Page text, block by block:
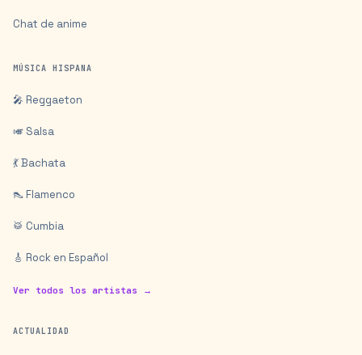
Chat de anime
MÚSICA HISPANA
🎤 Reggaeton
🎺 Salsa
💃 Bachata
👠 Flamenco
🥁 Cumbia
🎸 Rock en Español
Ver todos los artistas →
ACTUALIDAD